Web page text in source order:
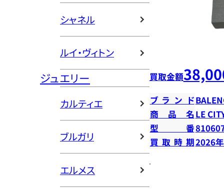
シャネル
ルイ・ヴィトン
ジュエリー
カルティエ
ブルガリ
エルメス
買取金額
ブランド
商品名 LE
型番
買取時期2026